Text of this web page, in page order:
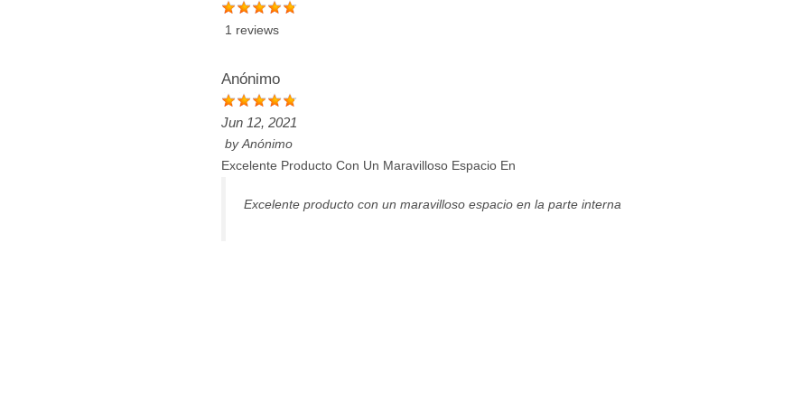
1 reviews
Anónimo
Jun 12, 2021
byAnónimo
Excelente Producto Con Un Maravilloso Espacio En
Excelente producto con un maravilloso espacio en la parte interna